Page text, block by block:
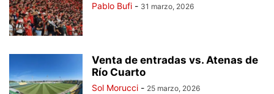
Pablo Bufi - 31 marzo, 2026
Venta de entradas vs. Atenas de
Río Cuarto
Sol Morucci - 25 marzo, 2026